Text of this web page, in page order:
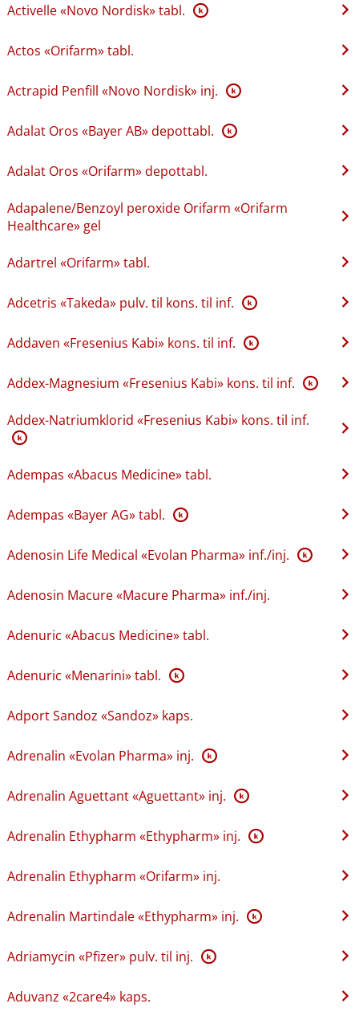
Activelle «Novo Nordisk» tabl. K
Actos «Orifarm» tabl.
Actrapid Penfill «Novo Nordisk» inj. K
Adalat Oros «Bayer AB» depottabl. K
Adalat Oros «Orifarm» depottabl.
Adapalene​/​Benzoyl peroxide Orifarm «Orifarm
Healthcare» gel
Adartrel «Orifarm» tabl.
Adcetris «Takeda» pulv. til kons. til inf. K
Addaven «Fresenius Kabi» kons. til inf. K
Addex-Magnesium «Fresenius Kabi» kons. til inf. K
Addex-Natriumklorid «Fresenius Kabi» kons. til inf.
K
Adempas «Abacus Medicine» tabl.
Adempas «Bayer AG» tabl. K
Adenosin Life Medical «Evolan Pharma» inf.​/​inj. K
Adenosin Macure «Macure Pharma» inf.​/​inj.
Adenuric «Abacus Medicine» tabl.
Adenuric «Menarini» tabl. K
Adport Sandoz «Sandoz» kaps.
Adrenalin «Evolan Pharma» inj. K
Adrenalin Aguettant «Aguettant» inj. K
Adrenalin Ethypharm «Ethypharm» inj. K
Adrenalin Ethypharm «Orifarm» inj.
Adrenalin Martindale «Ethypharm» inj. K
Adriamycin «Pfizer» pulv. til inj. K
Aduvanz «2care4» kaps.